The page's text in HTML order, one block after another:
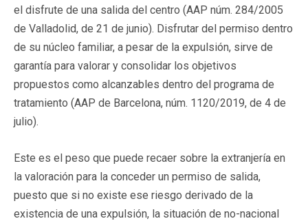
el disfrute de una salida del centro (AAP núm. 284/2005
de Valladolid, de 21 de junio). Disfrutar del permiso dentro
de su núcleo familiar, a pesar de la expulsión, sirve de
garantía para valorar y consolidar los objetivos
propuestos como alcanzables dentro del programa de
tratamiento (AAP de Barcelona, núm. 1120/2019, de 4 de
julio).
Este es el peso que puede recaer sobre la extranjería en
la valoración para la conceder un permiso de salida,
puesto que si no existe ese riesgo derivado de la
existencia de una expulsión, la situación de no-nacional